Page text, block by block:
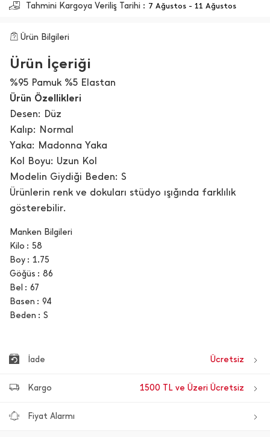
Tahmini Kargoya Veriliş Tarihi : 7 Ağustos - 11 Ağustos
Ürün Bilgileri
Ürün İçeriği
%95 Pamuk %5 Elastan
Ürün Özellikleri
Desen: Düz
Kalıp: Normal
Yaka: Madonna Yaka
Kol Boyu: Uzun Kol
Modelin Giydiği Beden: S
Ürünlerin renk ve dokuları stüdyo ışığında farklılık
gösterebilir.
Manken Bilgileri
Kilo
58
Boy
1.75
Göğüs
86
Bel
67
Basen
94
Beden
S
İade Ücretsiz
Kargo 1500 TL ve Üzeri Ücretsiz
Fiyat Alarmı